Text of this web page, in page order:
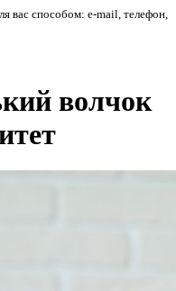
вас способом: e-mail, телефон,
волчок